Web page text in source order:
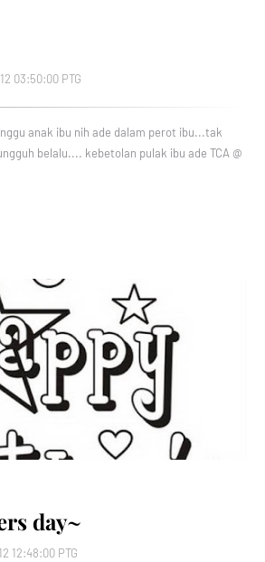
03:50:00 PTG
anak ibu nih ade dalam perot ibu...tak
belalu.... kebetolan pulak ibu ade TCA @
day~
12:48:00 PTG